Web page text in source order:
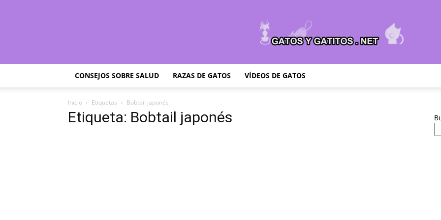
CONSEJOS SOBRE SALUD RAZAS DE GATOS VÍDEOS DE GATOS
Inicio Etiquetas Bobtail japonés
Etiqueta: Bobtail japonés